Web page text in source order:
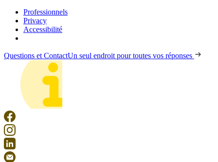
Professionnels
Privacy
Accessibilité
Questions et ContactUn seul endroit pour toutes vos réponses